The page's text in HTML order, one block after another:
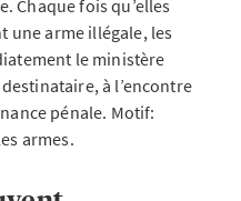
Chaque fois qu’elles
une arme illégale, les
le ministère
à l’encontre
pénale. Motif:
armes.